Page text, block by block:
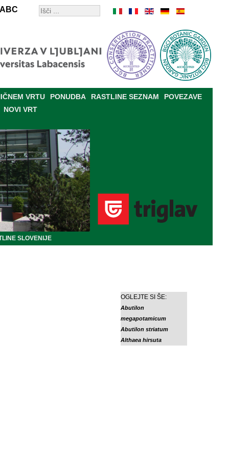
ABC
VRTU PONUDBA RASTLINE SEZNAM
POVEZAVE
NOVI VRT
SLOVENIJE
OGLEJTE SI ŠE:
Abutilon
megapotamicum
Abutilon striatum
Althaea hirsuta